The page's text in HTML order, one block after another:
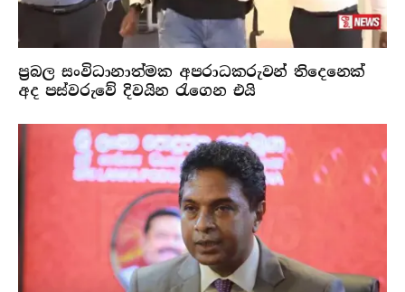
ප්‍රබල සංවිධානාත්මක අපරාධකරුවන් තිදෙනෙක්
අද පස්වරුවේ දිවයින රැගෙන එයි